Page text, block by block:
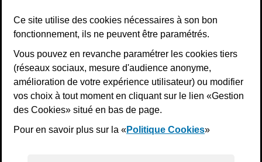
Ce site utilise des cookies nécessaires à son bon
fonctionnement, ils ne peuvent être paramétrés.
Vous pouvez en revanche paramétrer les cookies tiers
(réseaux sociaux, mesure d'audience anonyme,
amélioration de votre expérience utilisateur) ou modifier
vos choix à tout moment en cliquant sur le lien «Gestion
des Cookies» situé en bas de page.
Pour en savoir plus sur la «Politique Cookies»
S’inscrire à la newsletter
Télécharger l’application
Nous suivre
Facebook
Instagram
Youtube
LinkedIn
Calaméo